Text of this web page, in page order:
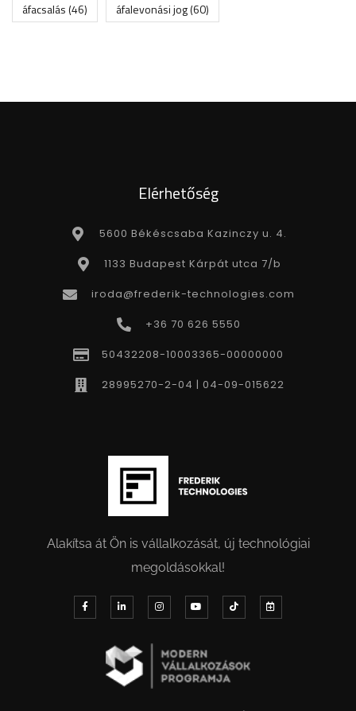
áfacsalás(46) áfalevonási jog(60)
Elérhetőség
5600 Békéscsaba Kazinczy u. 4.
1133 Budapest Kárpát utca 7/b
iroda@frederik-technologies.com
+36 70 626 5550
50432208-10003365-00000000
28995270-2-04 | 04-09-015622
Alakítsa át Ön is vállalkozását, új technológiai
megoldásokkal!